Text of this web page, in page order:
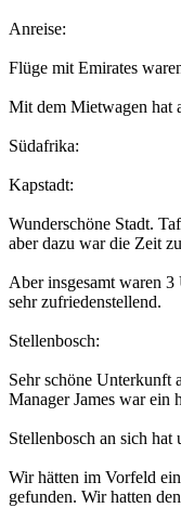
Anreise:
Flüge mit Emirates
Mit dem Mietwagen hat
Südafrika:
Kapstadt:
Wunderschöne Stadt.
aber dazu war die Zeit
Aber insgesamt waren
sehr zufriedenstellend.
Stellenbosch:
Sehr schöne Unterkunft
Manager James war ein
Stellenbosch an sich
Wir hätten im Vorfeld
gefunden. Wir hatten